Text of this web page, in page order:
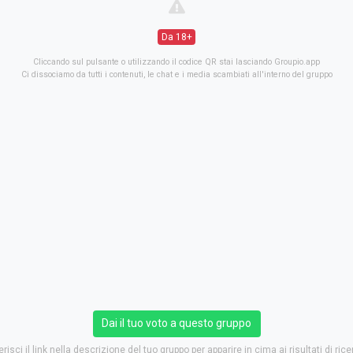
Da 18+
Cliccando sul pulsante o utilizzando il codice QR stai lasciando Groupio.app
Ci dissociamo da tutti i contenuti, le chat e i media scambiati all'interno del gruppo
Dai il tuo voto a questo gruppo
il link nella descrizione del tuo gruppo per apparire in cima ai risultati di